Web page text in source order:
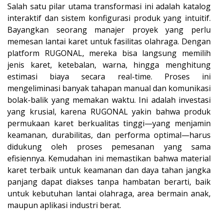
Salah satu pilar utama transformasi ini adalah katalog
interaktif dan sistem konfigurasi produk yang intuitif.
Bayangkan seorang manajer proyek yang perlu
memesan lantai karet untuk fasilitas olahraga. Dengan
platform RUGONAL, mereka bisa langsung memilih
jenis karet, ketebalan, warna, hingga menghitung
estimasi biaya secara real-time. Proses ini
mengeliminasi banyak tahapan manual dan komunikasi
bolak-balik yang memakan waktu. Ini adalah investasi
yang krusial, karena RUGONAL yakin bahwa produk
permukaan karet berkualitas tinggi—yang menjamin
keamanan, durabilitas, dan performa optimal—harus
didukung oleh proses pemesanan yang sama
efisiennya. Kemudahan ini memastikan bahwa material
karet terbaik untuk keamanan dan daya tahan jangka
panjang dapat diakses tanpa hambatan berarti, baik
untuk kebutuhan lantai olahraga, area bermain anak,
maupun aplikasi industri berat.